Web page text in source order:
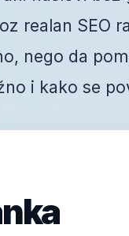
realan SEO
nego da
i kako se